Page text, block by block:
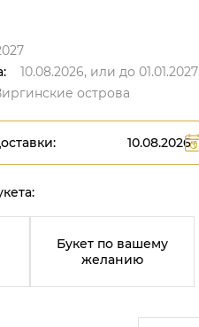
10.08.2026, или до 01.01.2027
острова
Букет по вашему
желанию